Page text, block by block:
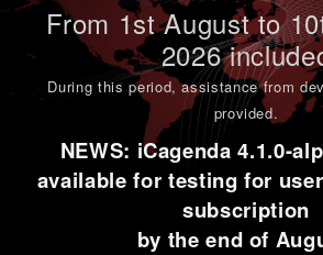
From 1stAugust to
2026
During this period,assistance from
provided.
NEWS: iCagenda 4.1.0-
available for testing for
subscription
by the end of